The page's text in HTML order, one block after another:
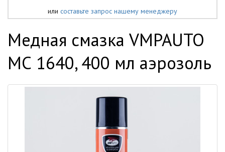
или составьте запрос нашему менеджеру
Медная смазка VMPAUTO
МС 1640, 400 мл аэрозоль